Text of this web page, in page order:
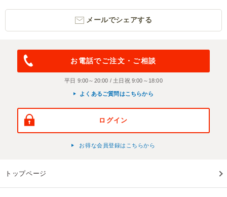
メールでシェアする
お電話でご注文・ご相談
平日 9:00～20:00 / 土日祝 9:00～18:00
よくあるご質問はこちらから
ログイン
お得な会員登録はこちらから
トップページ